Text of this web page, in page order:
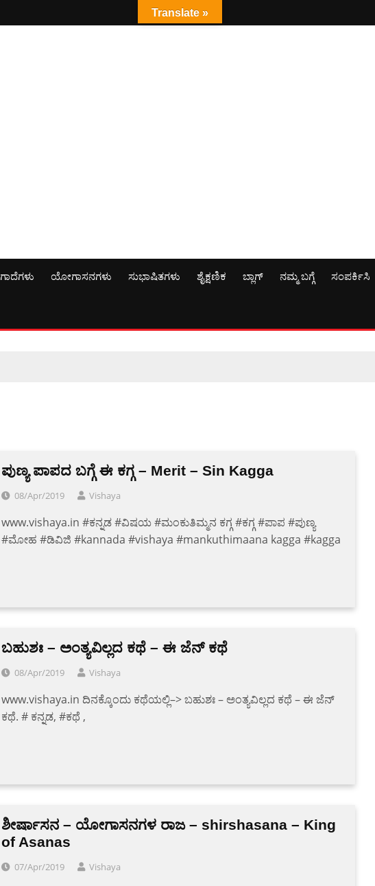
ಗಾದೆಗಳು ಯೋಗಾಸನಗಳು ಸುಭಾಷಿತಗಳು ಶೈಕ್ಷಣಿಕ ಬ್ಲಾಗ್ ನಮ್ಮ ಬಗ್ಗೆ ಸಂಪರ್ಕಿಸಿ
ಪುಣ್ಯ ಪಾಪದ ಬಗ್ಗೆ ಈ ಕಗ್ಗ – Merit – Sin Kagga
08/Apr/2019 Vishaya
www.vishaya.in #ಕನ್ನಡ #ವಿಷಯ #ಮಂಕುತಿಮ್ಮನ ಕಗ್ಗ #ಕಗ್ಗ #ಪಾಪ #ಪುಣ್ಯ
#ಮೋಹ #ಡಿವಿಜಿ #kannada #vishaya #mankuthimaana kagga #kagga
ಬಹುಶಃ – ಅಂತ್ಯವಿಲ್ಲದ ಕಥೆ – ಈ ಜೆನ್ ಕಥೆ
08/Apr/2019 Vishaya
www.vishaya.in ದಿನಕ್ಕೊಂದು ಕಥೆಯಲ್ಲಿ–> ಬಹುಶಃ – ಅಂತ್ಯವಿಲ್ಲದ ಕಥೆ – ಈ ಜೆನ್
ಕಥೆ. # ಕನ್ನಡ, #ಕಥೆ ,
ಶೀರ್ಷಾಸನ – ಯೋಗಾಸನಗಳ ರಾಜ – shirshasana – King
of Asanas
07/Apr/2019 Vishaya
Translate »